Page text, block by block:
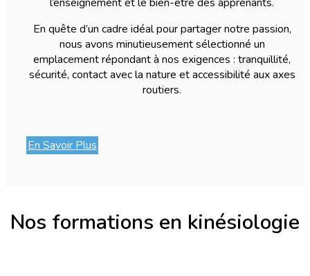
En quête d’un cadre idéal pour partager notre passion,
nous avons minutieusement sélectionné un
emplacement répondant à nos exigences : tranquillité,
sécurité, contact avec la nature et accessibilité aux axes
routiers.
En Savoir Plus
Nos formations en kinésiologie